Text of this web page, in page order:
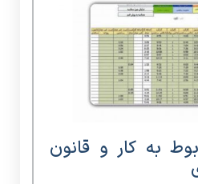
به کار و قانون